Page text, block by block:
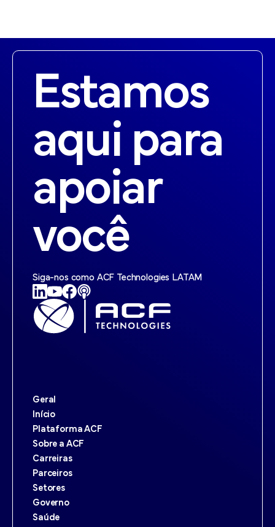
Estamos
aqui para
apoiar
você
Siga-nos como ACF Technologies LATAM
Geral
Início
Plataforma ACF
Sobre a ACF
Carreiras
Parceiros
Setores
Governo
Saúde